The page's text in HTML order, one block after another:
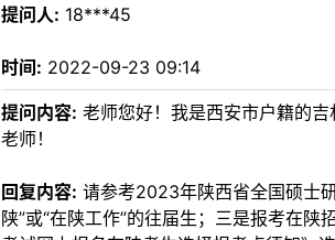
提问人: 18***45
时间: 2022-09-23 09:14
提问内容: 老师您好！我是西安市户籍的
老师！
回复内容: 请参考2023年陕西省全国硕士
陕”或“在陕工作”的往届生；三是报考在